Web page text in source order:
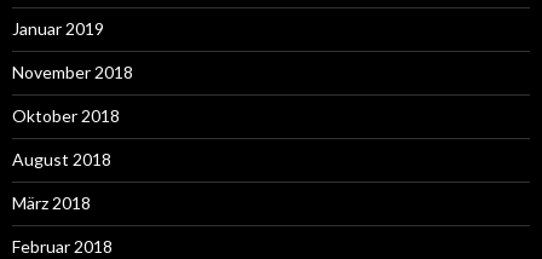
Januar 2019
November 2018
Oktober 2018
August 2018
März 2018
Februar 2018